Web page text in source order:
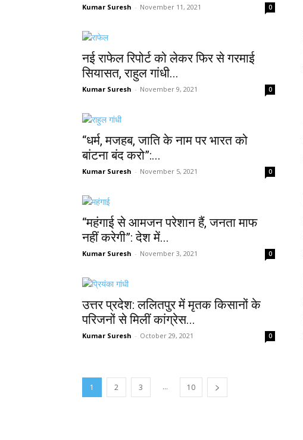
Kumar Suresh - November 11, 2021 0
नई राफेल रिपोर्ट को लेकर फिर से गरमाई
सियासत, राहुल गांधी...
Kumar Suresh - November 9, 2021 0
“धर्म, मजहब, जाति के नाम पर भारत को
बांटना बंद करो”:...
Kumar Suresh - November 5, 2021 0
“महंगाई से आमजन परेशान हैं, जनता माफ
नहीं करेगी”: देश में...
Kumar Suresh - November 3, 2021 0
उत्तर प्रदेश: ललितपुर में मृतक किसानों के
परिजनों से मिलीं कांग्रेस...
Kumar Suresh - October 29, 2021 0
1 2 3 ... 10